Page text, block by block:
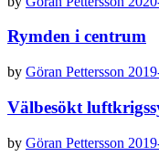
Rymden i centrum
by Göran Pettersson
Välbesökt
by Göran Pettersson